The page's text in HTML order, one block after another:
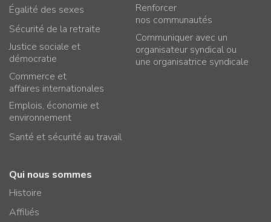
Égalité des sexes
Sécurité de la retraite
Justice sociale et
démocratie
Commerce et
affaires internationales
Emplois, économie et
environnement
Santé et sécurité au travail
Renforcer
nos communautés
Communiquer avec un
organisateur syndical ou
une organisatrice syndicale
Qui nous sommes
Histoire
Affiliés